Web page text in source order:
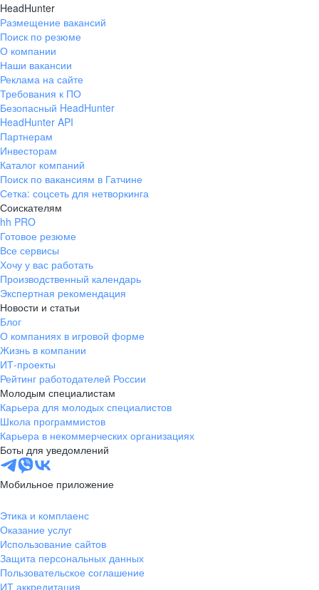
HeadHunter
Размещение вакансий
Поиск по резюме
О компании
Наши вакансии
Реклама на сайте
Требования к ПО
Безопасный HeadHunter
HeadHunter API
Партнерам
Инвесторам
Каталог компаний
Поиск по вакансиям в Гатчине
Сетка: соцсеть для нетворкинга
Соискателям
hh PRO
Готовое резюме
Все сервисы
Хочу у вас работать
Производственный календарь
Экспертная рекомендация
Новости и статьи
Блог
О компаниях в игровой форме
Жизнь в компании
ИТ-проекты
Рейтинг работодателей России
Молодым специалистам
Карьера для молодых специалистов
Школа программистов
Карьера в некоммерческих организациях
Боты для уведомлений
Мобильное приложение
Этика и комплаенс
Оказание услуг
Использование сайтов
Защита персональных данных
Пользовательское соглашение
ИТ аккредитация